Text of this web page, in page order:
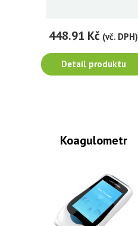
448.91 Kč (vč. DPH)
Detail produktu
Koagulometr